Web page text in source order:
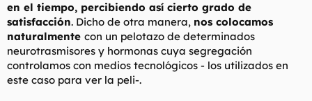
en el tiempo, percibiendo así cierto grado de
satisfacción. Dicho de otra manera, nos colocamos
naturalmente con un pelotazo de determinados
neurotrasmisores y hormonas cuya segregación
controlamos con medios tecnológicos - los utilizados en
este caso para ver la peli-.